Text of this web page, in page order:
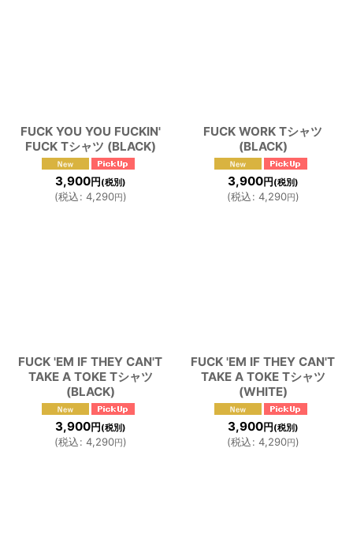
FUCK YOU YOU FUCKIN'
FUCK Tシャツ (BLACK)
3,900円 (税別)
(税込: 4,290円)
FUCK WORK Tシャツ
(BLACK)
3,900円 (税別)
(税込: 4,290円)
FUCK 'EM IF THEY CAN'T
TAKE A TOKE Tシャツ
(BLACK)
3,900円 (税別)
(税込: 4,290円)
FUCK 'EM IF THEY CAN'T
TAKE A TOKE Tシャツ
(WHITE)
3,900円 (税別)
(税込: 4,290円)